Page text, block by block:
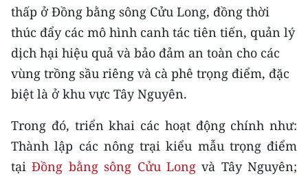
E-Magazine
Video
Media Chính trị
Media Kinh tế
Media Văn hóa
Media Xã hội
thấp ở Đồng bằng sông Cửu Long, đồng thời
thúc đẩy các mô hình canh tác tiên tiến, quản lý
dịch hại hiệu quả và bảo đảm an toàn cho các
vùng trồng sầu riêng và cà phê trọng điểm, đặc
biệt là ở khu vực Tây Nguyên.
Trong đó, triển khai các hoạt động chính như:
Thành lập các nông trại kiểu mẫu trọng điểm
tạiĐồng bằng sông Cửu Longvà Tây Nguyên;